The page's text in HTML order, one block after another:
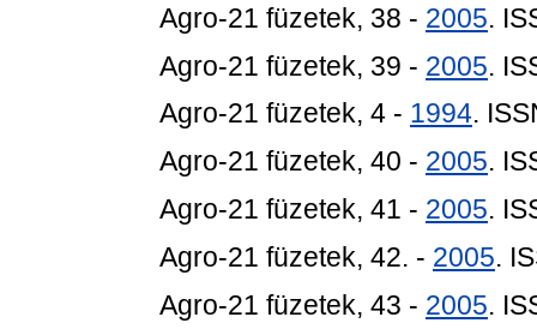
Agro-21 füzetek, 38 - 2005.
Agro-21 füzetek, 39 - 2005.
Agro-21 füzetek, 4 - 1994.
Agro-21 füzetek, 40 - 2005.
Agro-21 füzetek, 41 - 2005.
Agro-21 füzetek, 42. - 2005.
Agro-21 füzetek, 43 - 2005.